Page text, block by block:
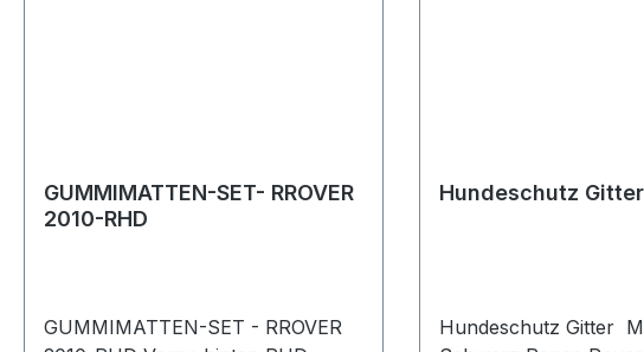
GUMMIMATTEN-SET- RROVER
2010-RHD
GUMMIMATTEN-SET - RROVER
Hundeschutz Gitter
Hundeschutz Gitter